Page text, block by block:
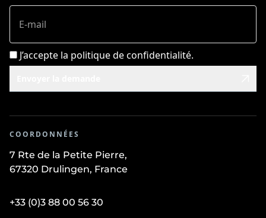
E-mail
J’accepte la politique de confidentialité.
COORDONNÉES
7 Rte de la Petite Pierre,
67320 Drulingen, France
+33 (0)3 88 00 56 30